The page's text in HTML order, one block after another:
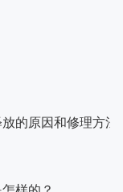
的原因和修理方法